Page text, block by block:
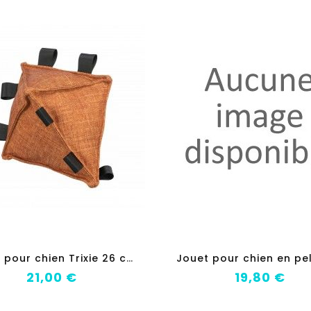
J
ouet pour chien Trixie 26 cm
Prix
21,00 €
Prix
19,80 €